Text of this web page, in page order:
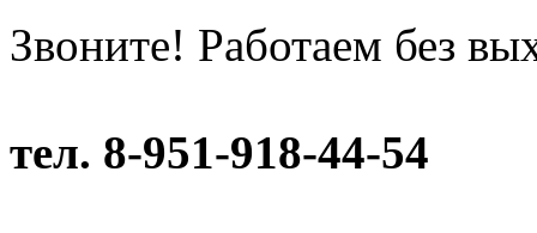
Звоните! Работаем без
тел. 8-951-918-44-54